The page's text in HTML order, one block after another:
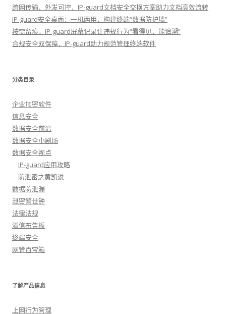
跨网传输、外发可控，IP-guard文档安全交换方案助力文档高效流转
IP-guard安全桌面：一机两用，构建终端“数据防护墙”
按需留痕，IP-guard屏幕记录让违规行为“看得见，能追溯”
合规安全双保障，IP-guard助力规范管理终端软件
分类目录
企业加密软件
信息安全
数据安全前沿
数据安全小剧场
数据安全视点
IP-guard应用攻略
防泄密之黄凯说
数据防泄漏
泄密警世钟
法律法规
溢信布告板
终端安全
网管百宝箱
了解产品信息
上网行为管理